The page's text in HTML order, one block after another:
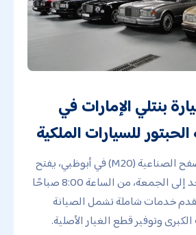
بنتلي الإمارات في
للسيارات الملكية
يقع في منطقة المصفح الصناعية (M20) في أبوظبي، يفتح
المركز أبوابه من الأحد إلى الجمعة، من الساعة 8:00 صباحًا
ويقدم خدمات شاملة تشمل الصيانة
وتوفير قطع الغيار الأصلية.